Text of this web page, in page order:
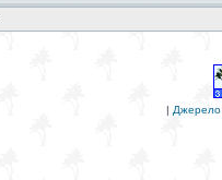
| Джерело